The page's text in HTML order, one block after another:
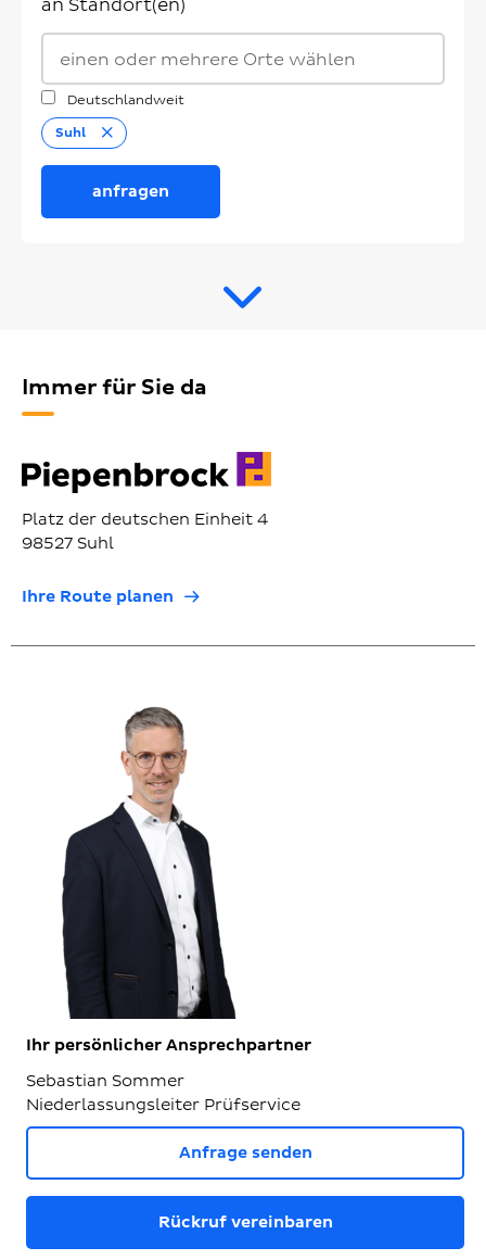
an Standort(en)
Deutschlandweit
Suhl
Entfernen
anfragen
Immer für Sie da
Platz der deutschen Einheit 4
98527 Suhl
Ihre Route planen
Ihr persönlicher Ansprechpartner
Sebastian Sommer
Niederlassungsleiter Prüfservice
Anfrage senden
Rückruf vereinbaren